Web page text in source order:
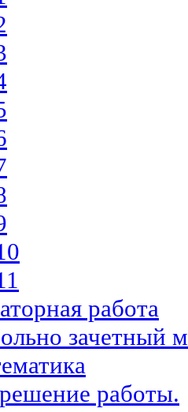
работа
зачетный
решение работы.